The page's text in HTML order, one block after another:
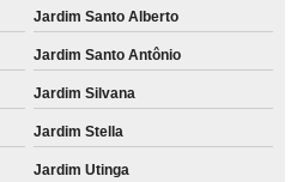
Jardim Santo Alberto
Jardim Santo Antônio
Jardim Silvana
Jardim Stella
Jardim Utinga